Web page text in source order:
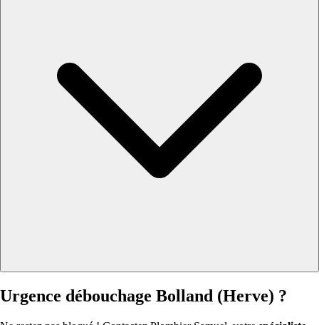
Urgence débouchage Bolland (Herve) ?